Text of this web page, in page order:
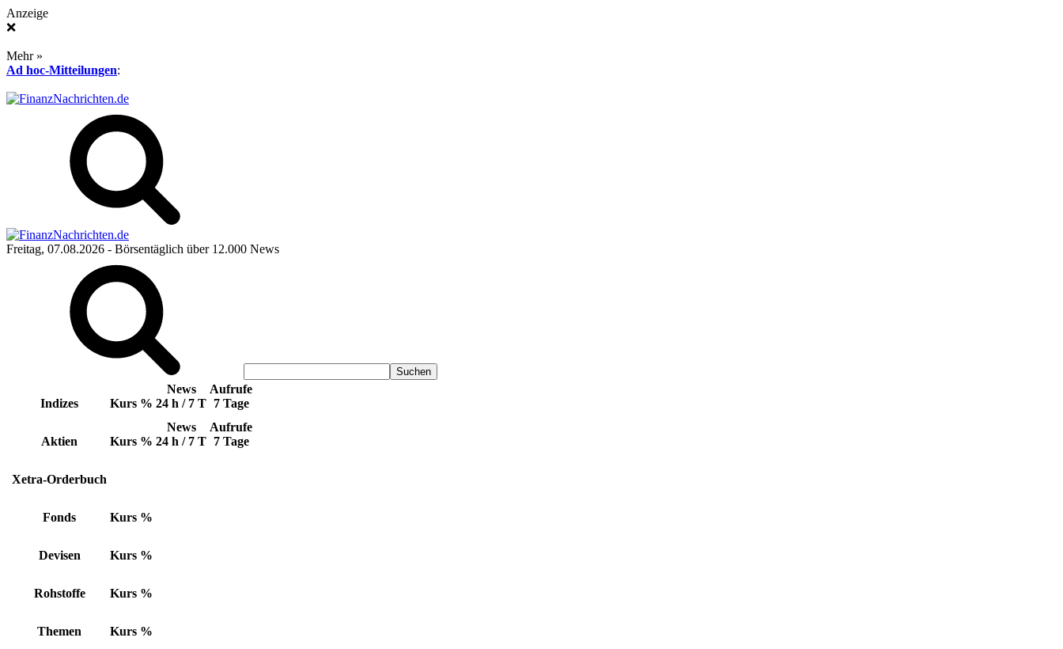
Anzeige
❌
Mehr »
Ad hoc-Mitteilungen:
Freitag, 07.08.2026 - Börsentäglich über 12.000 News
Indizes Kurs %
News
24 h / 7 T
Aufrufe
7 Tage
Aktien Kurs %
News
24 h / 7 T
Aufrufe
7 Tage
Xetra-Orderbuch
Fonds Kurs %
Devisen Kurs %
Rohstoffe Kurs %
Themen Kurs %